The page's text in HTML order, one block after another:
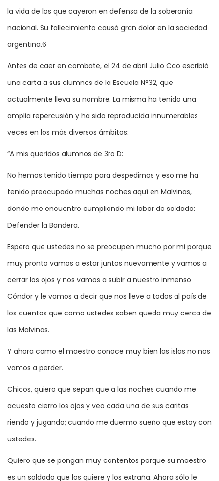
la vida de los que cayeron en defensa de la soberanía
nacional. Su fallecimiento causó gran dolor en la sociedad
argentina.6
Antes de caer en combate, el 24 de abril Julio Cao escribió
una carta a sus alumnos de la Escuela N°32, que
actualmente lleva su nombre. La misma ha tenido una
amplia repercusión y ha sido reproducida innumerables
veces en los más diversos ámbitos:
“A mis queridos alumnos de 3ro D:
No hemos tenido tiempo para despedirnos y eso me ha
tenido preocupado muchas noches aquí en Malvinas,
donde me encuentro cumpliendo mi labor de soldado:
Defender la Bandera.
Espero que ustedes no se preocupen mucho por mi porque
muy pronto vamos a estar juntos nuevamente y vamos a
cerrar los ojos y nos vamos a subir a nuestro inmenso
Cóndor y le vamos a decir que nos lleve a todos al país de
los cuentos que como ustedes saben queda muy cerca de
las Malvinas.
Y ahora como el maestro conoce muy bien las islas no nos
vamos a perder.
Chicos, quiero que sepan que a las noches cuando me
acuesto cierro los ojos y veo cada una de sus caritas
riendo y jugando; cuando me duermo sueño que estoy con
ustedes.
Quiero que se pongan muy contentos porque su maestro
es un soldado que los quiere y los extraña. Ahora sólo le